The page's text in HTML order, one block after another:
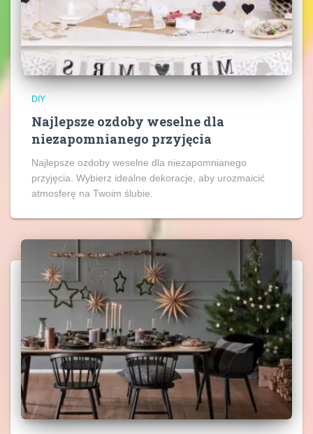
DIY
Najlepsze ozdoby weselne dla
niezapomnianego przyjęcia
Najlepsze ozdoby weselne dla niezapomnianego
przyjęcia. Wybierz idealne dekoracje, aby urozmaicić
atmosferę na Twoim ślubie.